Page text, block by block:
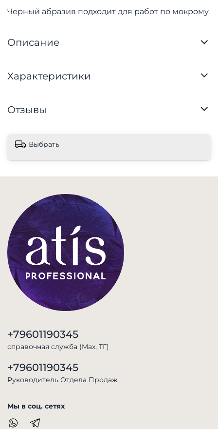
Черный абразив подходит для работ по мокрому
Описание
Характеристики
Отзывы
Выбрать
+79601190345
справочная служба (Max, TГ)
+79601190345
Руководитель Отдела Продаж
Мы в соц. сетях